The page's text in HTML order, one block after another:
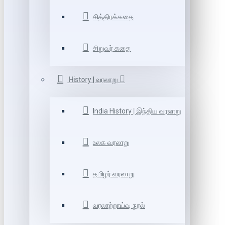
சித்திரக்கதை
சிறுவர் கதை
History | வரலாறு
India History | இந்திய வரலாறு
உலக வரலாறு
தமிழர் வரலாறு
வரலாற்றாய்வு நூல்